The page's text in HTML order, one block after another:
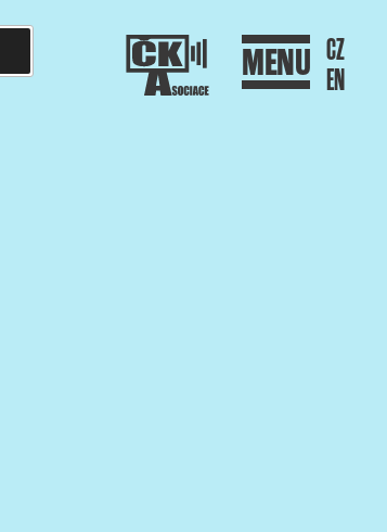
MENU CZ
EN